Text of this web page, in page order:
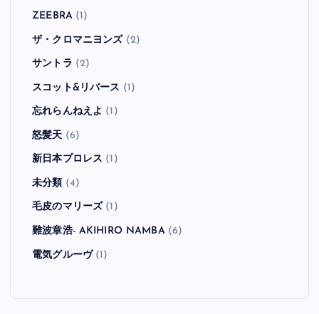
ZEEBRA(1)
ザ・クロマニヨンズ(2)
サントラ (2)
スコット&リバース (1)
忘れらんねえよ (1)
怒髪天 (6)
新日本プロレス (1)
未分類 (4)
毛皮のマリーズ (1)
難波章浩- AKIHIRO NAMBA(6)
電気グルーヴ(1)